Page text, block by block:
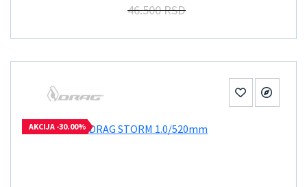
46.500 RSD
AKCIJA -30.00%